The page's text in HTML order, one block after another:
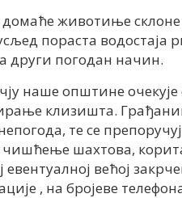
животиње склоне
пораста водостаја
други погодан начин.
наше општине очекује
клизишта.
те се
чишћење шахтова,
већој
, на бројеве